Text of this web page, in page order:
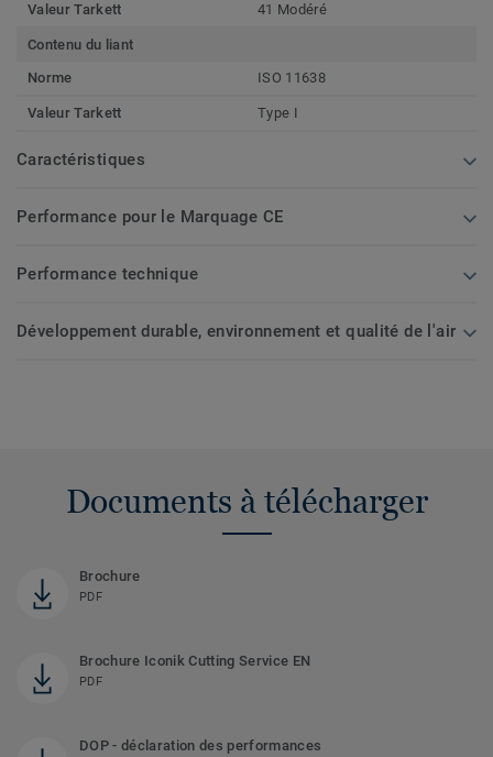
Valeur Tarkett 41 Modéré
Contenu du liant
Norme
ISO 11638
Valeur Tarkett Type I
Caractéristiques
Performance pour le Marquage CE
Performance technique
Développement durable, environnement et qualité de l'air
Documents à télécharger
Brochure
PDF
Brochure Iconik Cutting Service EN
PDF
DOP - déclaration des performances